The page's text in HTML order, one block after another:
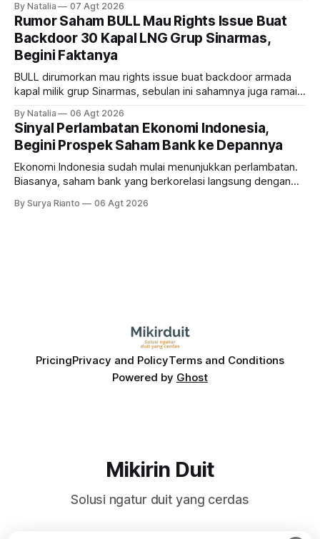
estate, ada siapa saja mereka?
By Natalia 07 Agt 2026
Rumor Saham BULL Mau Rights Issue Buat
Backdoor 30 Kapal LNG Grup Sinarmas,
Begini Faktanya
BULL dirumorkan mau rights issue buat backdoor armada
kapal milik grup Sinarmas, sebulan ini sahamnya juga ramai
masih menarik dilirik?
By Natalia 06 Agt 2026
Sinyal Perlambatan Ekonomi Indonesia,
Begini Prospek Saham Bank ke Depannya
Ekonomi Indonesia sudah mulai menunjukkan perlambatan.
Biasanya, saham bank yang berkorelasi langsung dengan
bank ke depannya?
By Surya Rianto 06 Agt 2026
PricingPrivacy and PolicyTerms and Conditions
Powered by Ghost
Mikirin Duit
Solusi ngatur duit yang cerdas